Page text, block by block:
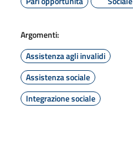
Argomenti:
Assistenza agli invalidi
Assistenza sociale
Integrazione sociale